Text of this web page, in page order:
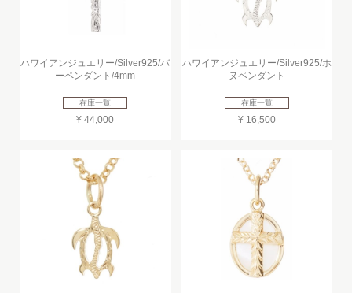
ハワイアンジュエリー/Silver925/バ
ーペンダント/4mm
在庫一覧
¥ 44,000
ハワイアンジュエリー/Silver925/ホ
ヌペンダント
在庫一覧
¥ 16,500